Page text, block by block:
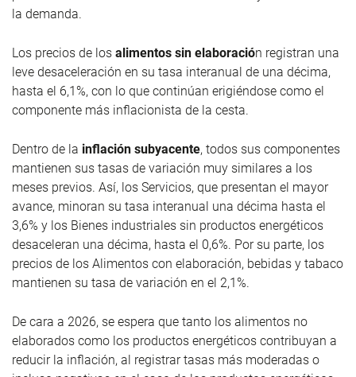
la demanda.
Los precios de los alimentos sin elaboración registran una
leve desaceleración en su tasa interanual de una décima,
hasta el 6,1%, con lo que continúan erigiéndose como el
componente más inflacionista de la cesta.
Dentro de la inflación subyacente, todos sus componentes
mantienen sus tasas de variación muy similares a los
meses previos. Así, los Servicios, que presentan el mayor
avance, minoran su tasa interanual una décima hasta el
3,6% y los Bienes industriales sin productos energéticos
desaceleran una décima, hasta el 0,6%. Por su parte, los
precios de los Alimentos con elaboración, bebidas y tabaco
mantienen su tasa de variación en el 2,1%.
De cara a 2026, se espera que tanto los alimentos no
elaborados como los productos energéticos contribuyan a
reducir la inflación, al registrar tasas más moderadas o